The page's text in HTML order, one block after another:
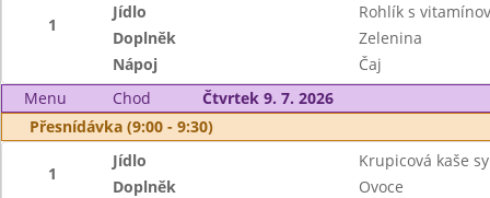
1
Jídlo
Rohlík s
Doplněk
Zelenina
Nápoj
Čaj
Menu
Chod
Čtvrtek 9. 7. 2026
Přesnídávka (9:00 - 9:30)
1
Jídlo
Krupicová kaše
Doplněk
Ovoce